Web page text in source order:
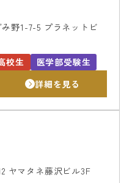
する基本方針
SNS
格のヒン
野1-7-5 プラネットビ
校生 医学部受験生
詳細を見る
ヤマタネ藤沢ビル3F